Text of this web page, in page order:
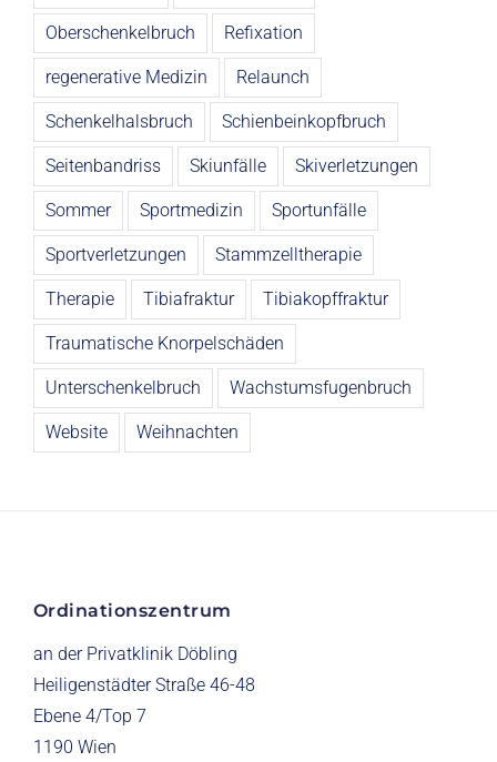
Oberschenkelbruch Refixation
regenerative Medizin Relaunch
Schenkelhalsbruch Schienbeinkopfbruch
Seitenbandriss Skiunfälle Skiverletzungen
Sommer Sportmedizin Sportunfälle
Sportverletzungen Stammzelltherapie
Therapie Tibiafraktur Tibiakopffraktur
Traumatische Knorpelschäden
Unterschenkelbruch Wachstumsfugenbruch
Website Weihnachten
Ordinationszentrum
an der Privatklinik Döbling
Heiligenstädter Straße 46-48
Ebene 4/Top 7
1190 Wien